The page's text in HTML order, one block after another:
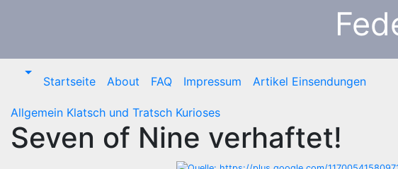
Startseite About FAQ Impressum Artikel Einsendungen
Allgemein Klatsch und Tratsch Kurioses
Seven of Nine verhaftet!